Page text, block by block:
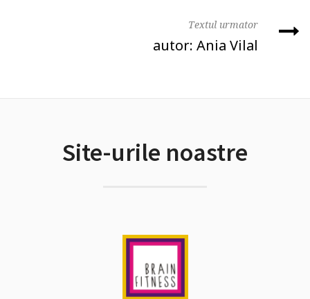
Textul urmator
autor: Ania Vilal
Site-urile noastre